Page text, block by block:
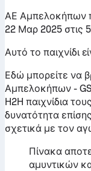
ΑΕ Αμπελοκήπων
22 Μαρ 2025 στις
Αυτό το παιχνίδι
Εδώ μπορείτε να
Αμπελοκήπων -
H2H παιχνίδια
δυνατότητα
σχετικά με τον
Πίνακα
αμυντικών